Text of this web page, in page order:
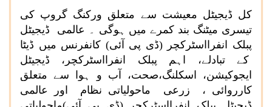
کل ڈیجیٹل معیشت سے متعلق ورکنگ گروپ کی
تیسری میٹنگ بند کمرے میں ہوگی ۔ عالمی ڈیجیٹل
پبلک انفرااسٹرکچر (ڈی پی آئی) کانفرنس میں ڈیٹا
کے تبادلے، اہم پبلک انفرااسٹرکچر، ڈیجیٹل
ایجوکیشن، اسکلنگ،صحت، آب و ہوا سے متعلق
کارروائی ، زرعی ماحولیاتی نظام اور عالمی